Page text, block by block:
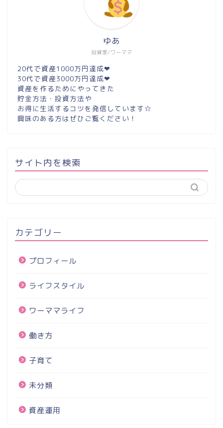
投資家/ワーママ
ゆあ
20代で資産1000万円達成❤︎
30代で資産3000万円達成❤︎
資産を作るためにやってきた
貯金方法・投資方法や
お得に生活するコツを発信しています☆
興味のある方はぜひご覧ください！
サイト内を検索
カテゴリー
プロフィール
ライフスタイル
ワーママライフ
働き方
子育て
未分類
資産運用